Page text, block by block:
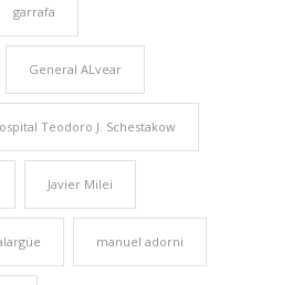
garrafa
General ALvear
Teodoro J. Schestakow
Javier Milei
manuel adorni